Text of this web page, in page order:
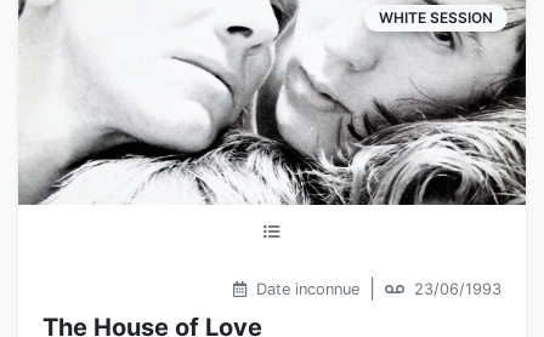
WHITE SESSION
Date inconnue 23/06/1993
The House of Love